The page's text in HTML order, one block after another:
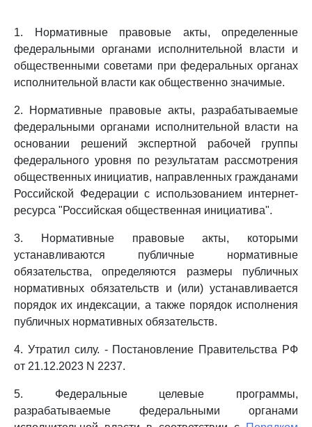
1. Нормативные правовые акты, определенные
федеральными органами исполнительной власти и
общественными советами при федеральных органах
исполнительной власти как общественно значимые.
2. Нормативные правовые акты, разрабатываемые
федеральными органами исполнительной власти на
основании решений экспертной рабочей группы
федерального уровня по результатам рассмотрения
общественных инициатив, направленных гражданами
Российской Федерации с использованием интернет-
ресурса "Российская общественная инициатива".
3. Нормативные правовые акты, которыми
устанавливаются публичные нормативные
обязательства, определяются размеры публичных
нормативных обязательств и (или) устанавливается
порядок их индексации, а также порядок исполнения
публичных нормативных обязательств.
4. Утратил силу. - Постановление Правительства РФ
от 21.12.2023 N 2237.
5. Федеральные целевые программы,
разрабатываемые федеральными органами